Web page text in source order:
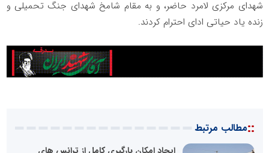
شهدای مرکزی لامرد حاضر، و به مقام شامخ شهدای جنگ تحمیلی و
زنده یاد حیاتی ادای احترام کردند.
::مطالب مرتبط